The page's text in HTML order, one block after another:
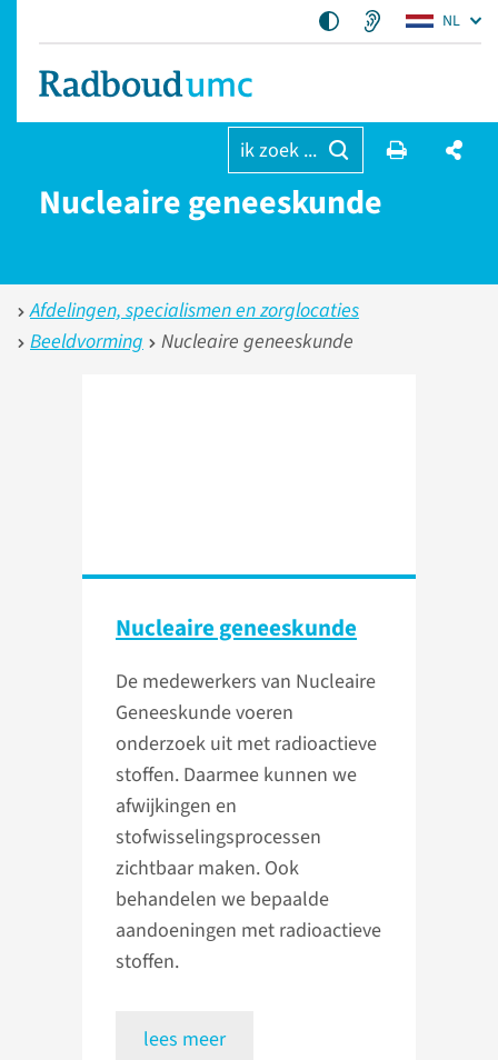
NL
ik zoek ...
Nucleaire geneeskunde
Afdelingen, specialismen en zorglocaties
Beeldvorming
Nucleaire geneeskunde
Nucleaire geneeskunde
De medewerkers van Nucleaire
Geneeskunde voeren
onderzoek uit met radioactieve
stoffen. Daarmee kunnen we
afwijkingen en
stofwisselingsprocessen
zichtbaar maken. Ook
behandelen we bepaalde
aandoeningen met radioactieve
stoffen.
lees meer